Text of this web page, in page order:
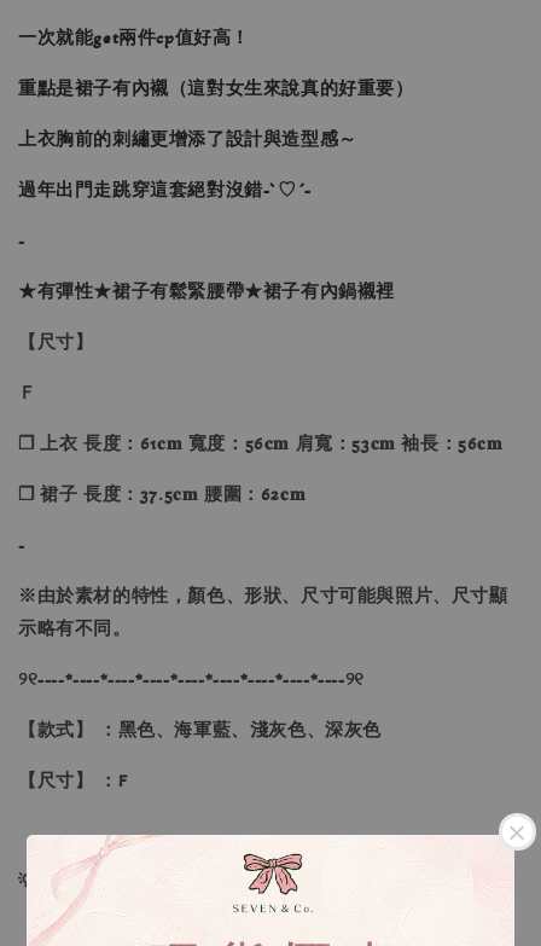
一次就能get兩件cp值好高！
重點是裙子有內襯（這對女生來說真的好重要）
上衣胸前的刺繡更增添了設計與造型感～
過年出門走跳穿這套絕對沒錯-`♡´-
-
★有彈性★裙子有鬆緊腰帶★裙子有內鍋襯裡
【尺寸】
Ｆ
❐ 上衣 長度：61𝐜𝐦 寬度：56𝐜𝐦 肩寬：53𝐜𝐦 袖長：56𝐜𝐦
❐ 裙子 長度：37.5𝐜𝐦 腰圍：62𝐜𝐦
-
※由於素材的特性，顏色、形狀、尺寸可能與照片、尺寸顯
示略有不同。
୨୧----*----*----*----*----*----*----*----*----୨୧
【款式】 ：黑色、海軍藍、淺灰色、深灰色
【尺寸】 ：F
💡訂單依照下單順序為主唷！